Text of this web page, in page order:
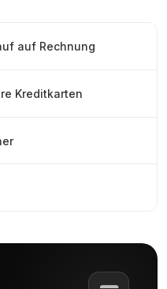
auf Rechnung
Kreditkarten